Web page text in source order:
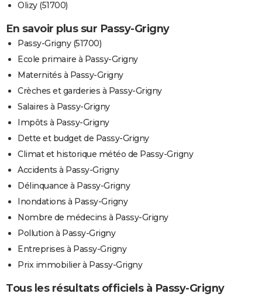
Olizy (51700)
En savoir plus sur Passy-Grigny
Passy-Grigny (51700)
Ecole primaire à Passy-Grigny
Maternités à Passy-Grigny
Crèches et garderies à Passy-Grigny
Salaires à Passy-Grigny
Impôts à Passy-Grigny
Dette et budget de Passy-Grigny
Climat et historique météo de Passy-Grigny
Accidents à Passy-Grigny
Délinquance à Passy-Grigny
Inondations à Passy-Grigny
Nombre de médecins à Passy-Grigny
Pollution à Passy-Grigny
Entreprises à Passy-Grigny
Prix immobilier à Passy-Grigny
Tous les résultats officiels à Passy-Grigny